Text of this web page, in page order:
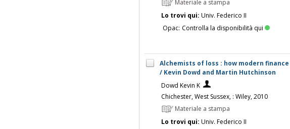
Materiale a stampa
Lo trovi qui: Univ. Federico II
Opac: Controlla la disponibilità qui
Alchemists of loss : how modern
/ Kevin Dowd and Martin Hutchinson
Dowd Kevin K
Chichester, West Sussex, : Wiley, 2010
Materiale a stampa
Lo trovi qui: Univ. Federico II